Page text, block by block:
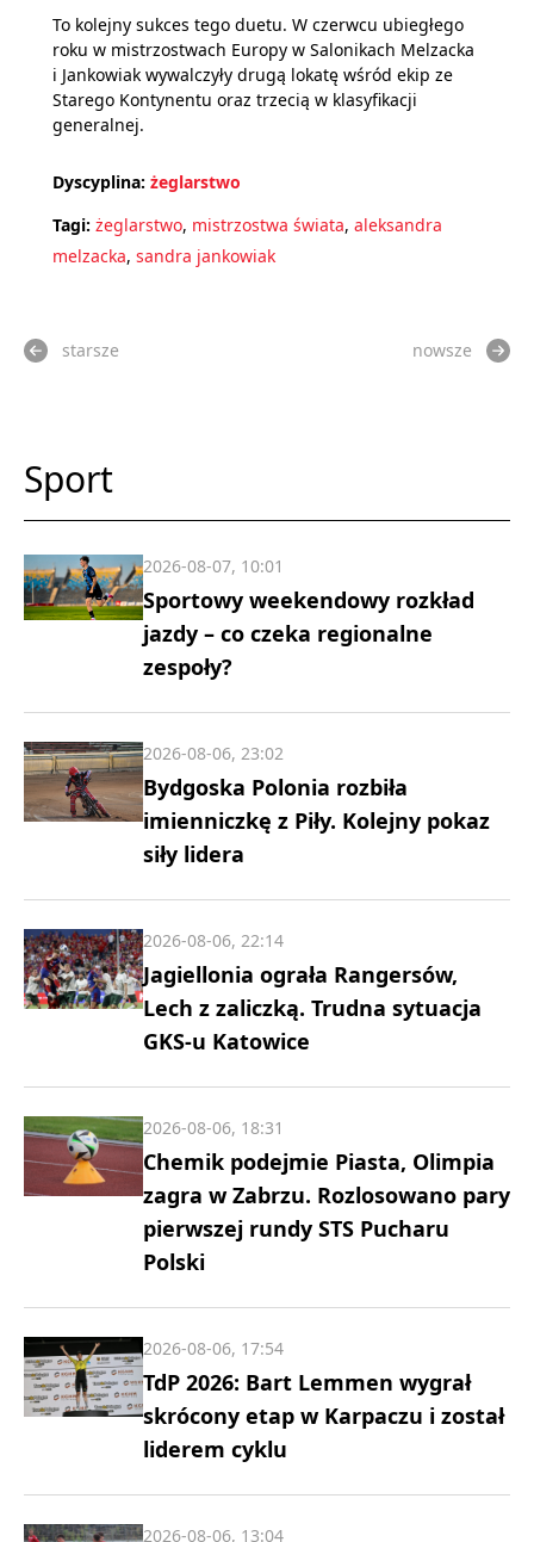
To kolejny sukces tego duetu. W czerwcu ubiegłego
roku w mistrzostwach Europy w Salonikach Melzacka
i Jankowiak wywalczyły drugą lokatę wśród ekip ze
Starego Kontynentu oraz trzecią w klasyfikacji
generalnej.
Dyscyplina: żeglarstwo
Tagi: żeglarstwo, mistrzostwa świata, aleksandra
melzacka, sandra jankowiak
starsze nowsze
Sport
Sportowy weekendowy rozkład
jazdy – co czeka regionalne
zespoły?
2026-08-07, 10:01
Bydgoska Polonia rozbiła
imienniczkę z Piły. Kolejny pokaz
siły lidera
2026-08-06, 23:02
Jagiellonia ograła Rangersów,
Lech z zaliczką. Trudna sytuacja
GKS-u Katowice
2026-08-06, 22:14
Chemik podejmie Piasta, Olimpia
zagra w Zabrzu. Rozlosowano pary
pierwszej rundy STS Pucharu
Polski
2026-08-06, 18:31
TdP 2026: Bart Lemmen wygrał
skrócony etap w Karpaczu i został
liderem cyklu
2026-08-06, 17:54
2026-08-06, 13:04